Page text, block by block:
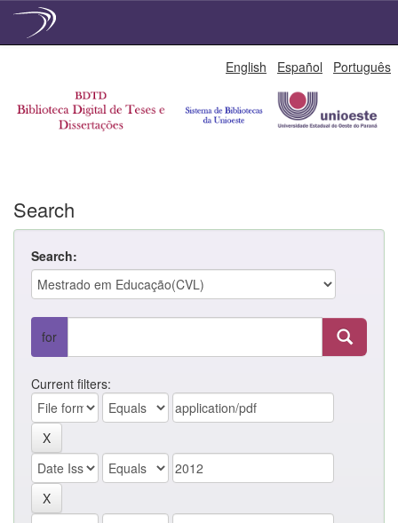
English Español Português
Search
Search:
for
Current filters: